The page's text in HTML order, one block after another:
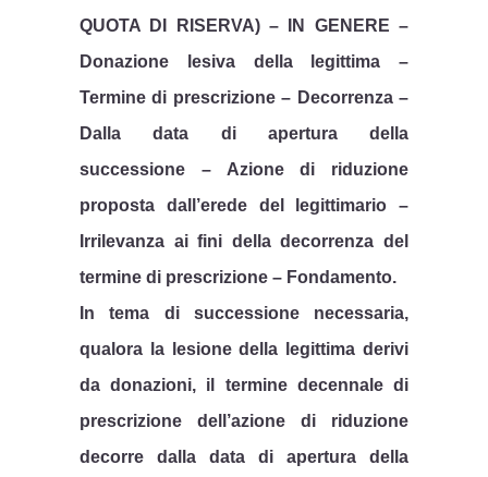
QUOTA DI RISERVA) – IN GENERE –
Donazione lesiva della legittima –
Termine di prescrizione – Decorrenza –
Dalla data di apertura della
successione – Azione di riduzione
proposta dall’erede del legittimario –
Irrilevanza ai fini della decorrenza del
termine di prescrizione – Fondamento.
In tema di successione necessaria,
qualora la lesione della legittima derivi
da donazioni, il termine decennale di
prescrizione dell’azione di riduzione
decorre dalla data di apertura della